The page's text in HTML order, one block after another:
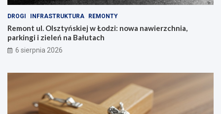
DROGI INFRASTRUKTURA REMONTY
Remont ul. Olsztyńskiej w Łodzi: nowa nawierzchnia,
parkingi i zieleń na Bałutach
6 sierpnia 2026